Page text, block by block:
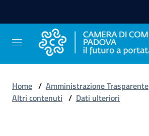
Avviare
Home / Amministrazione Trasparente
Altri contenuti / Dati ulteriori